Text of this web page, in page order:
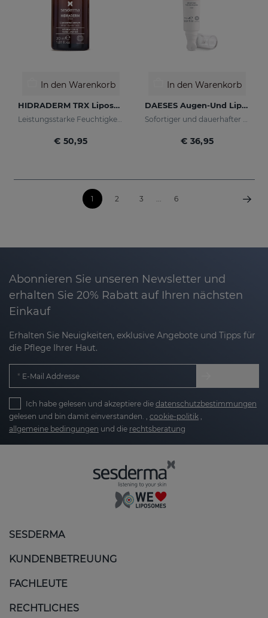
In den Warenkorb
HIDRADERM TRX Liposomales Serum
Leistungsstarke Feuchtigkeitspflege mit aufhellender Wirkung
€ 50,95
In den Warenkorb
DAESES Augen-Und Lippenkontur
Sofortiger und dauerhafter Lifting-Effekt
€ 36,95
1 2 3 ... 6
Abonnieren Sie unseren Newsletter und
erhalten Sie 20% Rabatt auf Ihren nächsten
Einkauf
Erhalten Sie Neuigkeiten, exklusive Angebote und Tipps für
die Pflege Ihrer Haut.
E-Mail Addresse
Ich habe gelesen und akzeptiere die datenschutzbestimmungen
gelesen und bin damit einverstanden. , cookie-politik ,
allgemeine bedingungen und die rechtsberatung
SESDERMA
KUNDENBETREUUNG
FACHLEUTE
RECHTLICHES